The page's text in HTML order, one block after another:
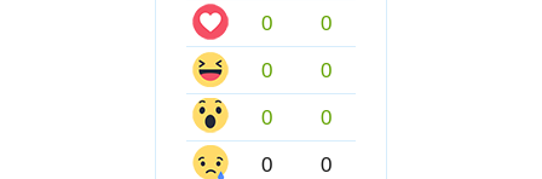
0
0
0
0
0
0
0
0